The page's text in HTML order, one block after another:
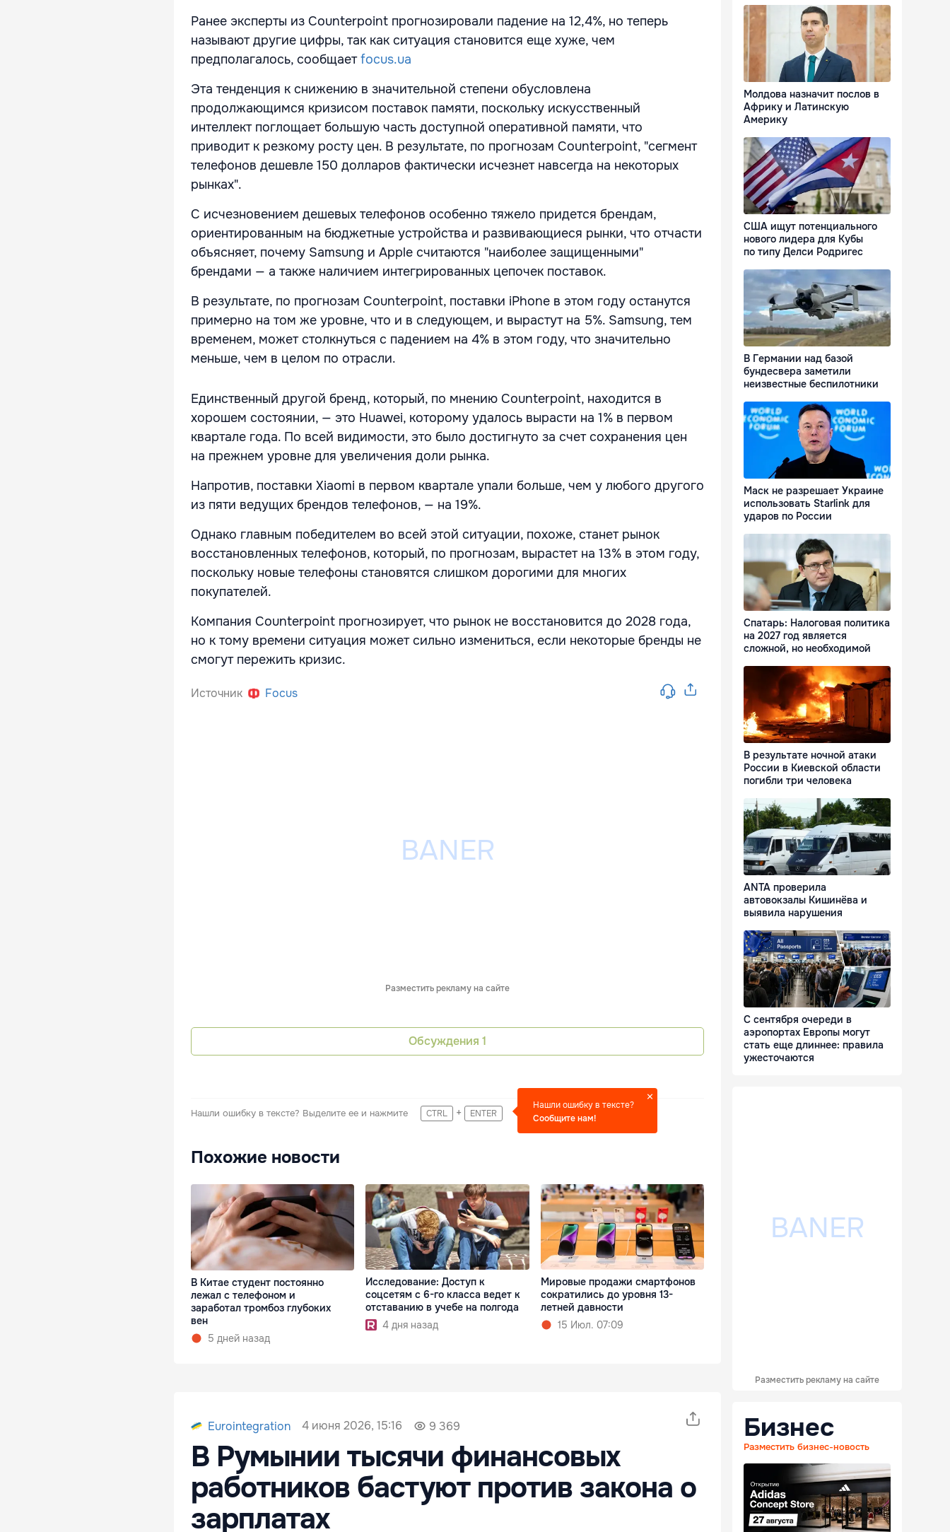
Ранее эксперты из Counterpoint прогнозировали падение на 12,4%, но теперь
называют другие цифры, так как ситуация становится еще хуже, чем
предполагалось, сообщаетfocus.ua
Эта тенденция к снижению в значительной степени обусловлена
продолжающимся кризисом поставок памяти, поскольку искусственный
интеллект поглощает большую часть доступной оперативной памяти, что
приводит к резкому росту цен. В результате, по прогнозам Counterpoint, "сегмент
телефонов дешевле 150 долларов фактически исчезнет навсегда на некоторых
рынках".
С исчезновением дешевых телефонов особенно тяжело придется брендам,
ориентированным на бюджетные устройства и развивающиеся рынки, что отчасти
объясняет, почему Samsung и Apple считаются "наиболее защищенными"
брендами — а также наличием интегрированных цепочек поставок.
В результате, по прогнозам Counterpoint, поставки iPhone в этом году останутся
примерно на том же уровне, что и в следующем, и вырастут на 5%. Samsung, тем
временем, может столкнуться с падением на 4% в этом году, что значительно
меньше, чем в целом по отрасли.
Единственный другой бренд, который, по мнению Counterpoint, находится в
хорошем состоянии, — это Huawei, которому удалось вырасти на 1% в первом
квартале года. По всей видимости, это было достигнуто за счет сохранения цен
на прежнем уровне для увеличения доли рынка.
Напротив, поставки Xiaomi в первом квартале упали больше, чем у любого другого
из пяти ведущих брендов телефонов, — на 19%.
Однако главным победителем во всей этой ситуации, похоже, станет рынок
восстановленных телефонов, который, по прогнозам, вырастет на 13% в этом году,
поскольку новые телефоны становятся слишком дорогими для многих
покупателей.
Компания Counterpoint прогнозирует, что рынок не восстановится до 2028 года,
но к тому времени ситуация может сильно измениться, если некоторые бренды не
смогут пережить кризис.
Источник Focus
Разместить рекламу на сайте
Обсуждения 1
Нашли ошибку в тексте? Выделите ее и нажмите CTRL + ENTER
Нашли ошибку в тексте?
Сообщите нам!
Похожие новости
В Китае студент постоянно
лежал с телефоном и
заработал тромбоз глубоких
вен
5 дней назад
Исследование: Доступ к
соцсетям с 6-го класса ведет к
отставанию в учебе на полгода
4 дня назад
Мировые продажи смартфонов
сократились до уровня 13-
летней давности
15 Июл. 07:09
Eurointegration 4 июня 2026, 15:16 9 369
В Румынии тысячи финансовых
работников бастуют против закона о
зарплатах
Молдова назначит послов в
Африку и Латинскую
Америку
США ищут потенциального
нового лидера для Кубы
по типу Делси Родригес
В Германии над базой
бундесвера заметили
неизвестные беспилотники
Маск не разрешает Украине
использовать Starlink для
ударов по России
Спатарь: Налоговая политика
на 2027 год является
сложной, но необходимой
В результате ночной атаки
России в Киевской области
погибли три человека
ANTA проверила
автовокзалы Кишинёва и
выявила нарушения
С сентября очереди в
аэропортах Европы могут
стать еще длиннее: правила
ужесточаются
Разместить рекламу на сайте
Бизнес
Разместить бизнес-новость